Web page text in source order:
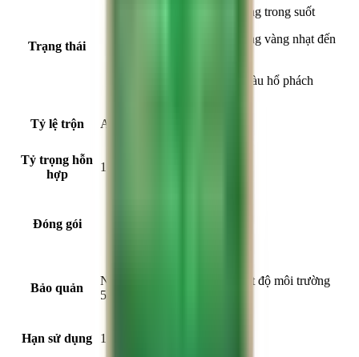
Trạng thái
Thành phần A: Chất lỏng trong suốt
Thành phần B: Chất lỏng vàng nhạt đến
Hỗn hợp A+B: Lỏng màu hổ phách
Tỷ lệ trộn A:B = 4:1 (theo khối lượng)
Tỷ trọng hỗn
hợp
1.11 ± 0.02 kg/lít
Đóng gói
Bảo quản
Nơi thoáng mát, khô ráo, nhiệt độ môi trường
5°C - 35°C
Hạn sử dụng 12 tháng kể từ ngày sản xuất